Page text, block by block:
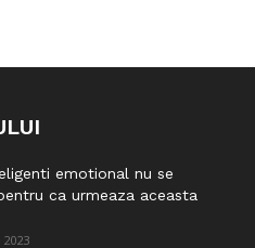
emotional nu se
ca urmeaza aceasta